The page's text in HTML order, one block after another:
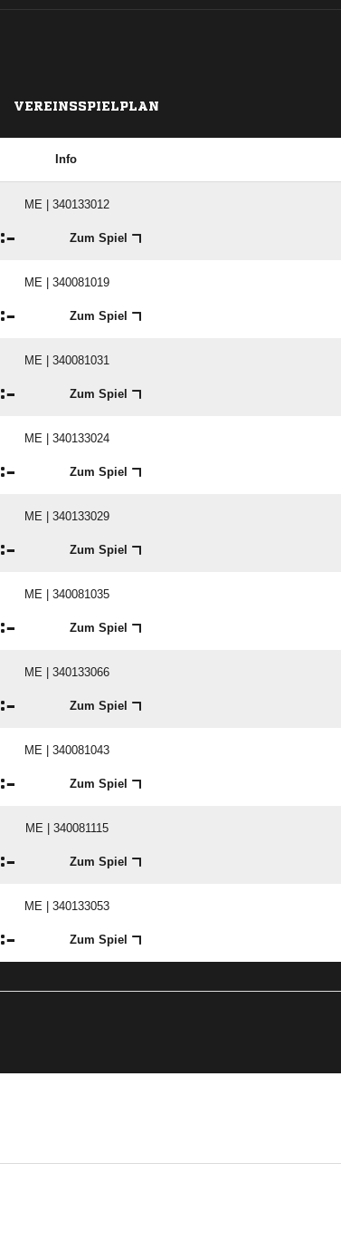
VEREINSSPIELPLAN
Info
ME | 340133012
: Zum Spiel
ME | 340081019
: Zum Spiel
ME | 340081031
: Zum Spiel
ME | 340133024
: Zum Spiel
ME | 340133029
: Zum Spiel
ME | 340081035
: Zum Spiel
ME | 340133066
: Zum Spiel
ME | 340081043
: Zum Spiel
ME | 340081115
: Zum Spiel
ME | 340133053
: Zum Spiel